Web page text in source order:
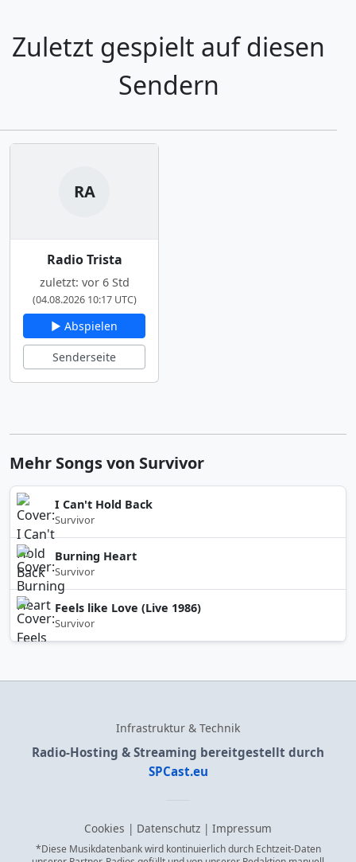
Zuletzt gespielt auf diesen
Sendern
RA
Radio Trista
zuletzt: vor 6 Std
(04.08.2026 10:17 UTC)
▶ Abspielen
Senderseite
Mehr Songs von Survivor
I Can't Hold Back
Survivor
Burning Heart
Survivor
Feels like Love (Live 1986)
Survivor
Infrastruktur & Technik
Radio-Hosting & Streaming bereitgestellt durch
SPCast.eu
Cookies | Datenschutz | Impressum
*Diese Musikdatenbank wird kontinuierlich durch Echtzeit-Daten